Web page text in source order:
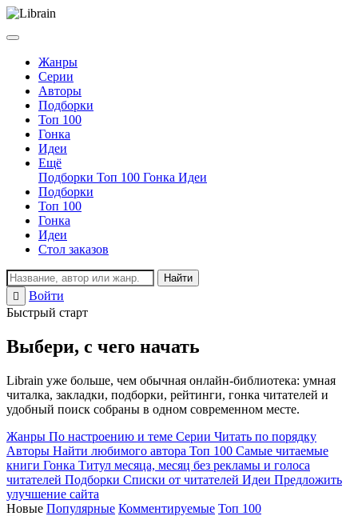
Жанры
Серии
Авторы
Подборки
Топ 100
Гонка
Идеи
Ещё
Подборки Топ 100 Гонка Идеи
Подборки
Топ 100
Гонка
Идеи
Стол заказов
Найти
Войти
Быстрый старт
Выбери, с чего начать
Librain уже больше, чем обычная онлайн-библиотека: умная
читалка, закладки, подборки, рейтинги, гонка читателей и
удобный поиск собраны в одном современном месте.
Жанры По настроению и теме Серии Читать по порядку
Авторы Найти любимого автора Топ 100 Самые читаемые
книги Гонка Титул месяца, месяц без рекламы и голоса
читателей Подборки Списки от читателей Идеи Предложить
улучшение сайта
Новые Популярные Комментируемые Топ 100